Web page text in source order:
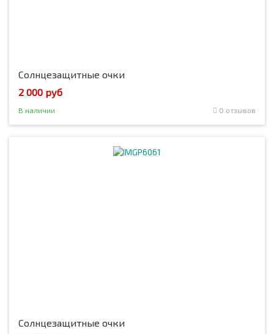
Солнцезащитные очки
2 000 руб
В наличии 0 отзывов
Солнцезащитные очки